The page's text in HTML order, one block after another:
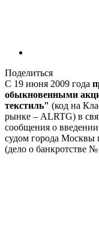
Поделиться
С 19 июня 2009 года
обыкновенными
текстиль" (код на
рынке – ALRTG) в
сообщения о
судом города Москвы
(дело о банкротстве